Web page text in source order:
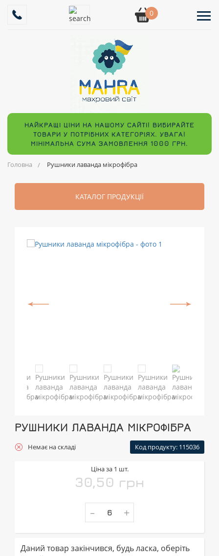
0
НАЙКРАЩІ ЦІНИ НА НАШОМУ САЙТІ! ВИБИРАЙТЕ
ТОВАРИ У ПОТРІБНИХ КАТЕГОРІЯХ. УВАГА!
МІНІМАЛЬНА СУМА ЗАМОВЛЕННЯ 1000 ГРН.
Головна Рушники лаванда мікрофібра
КАТАЛОГ ПРОДУКЦІЇ
РУШНИКИ ЛАВАНДА МІКРОФІБРА
Немає на складі Код продукту: 115036
Ціна за 1 шт.
30,50 грн
- +
Даний товар закінчився, будь ласка, оберіть